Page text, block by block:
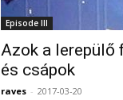
Episode III
Azok a lerepülő
és csápok
raves - 2017-03-20